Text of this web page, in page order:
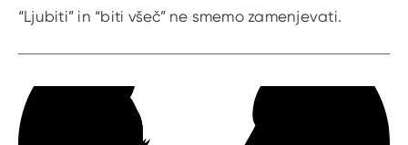
“Ljubiti” in “biti všeč” ne smemo zamenjevati.